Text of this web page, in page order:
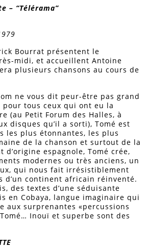
– “Télérama”
Bourrat présentent le
midi, et accueillent Antoine
plusieurs chansons au cours de
ne vous dit peur-être pas grand
pour tous ceux qui ont eu la
(au Petit Forum des Halles, à
disques qu’il a sorti), Tomé est
les plus étonnantes, les plus
de la chanson et surtout de la
d’origine espagnole, Tomé crée,
modernes ou très anciens, un
qui nous fait irrésistiblement
d’un continent africain réinventé.
des textes d’une séduisante
en Cobaya, langue imaginaire qui
aux surprenantes «percussions
Inouï et superbe sont des